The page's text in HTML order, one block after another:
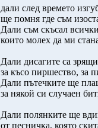
дали след времето
ще помня где съм
Дали съм скъсал
които молех да ми
Дали дисагите са зрящи
за късо пиршество, за
Дали пътечките ще
за някой си случаен
Дали полянките ще
от песничка, която